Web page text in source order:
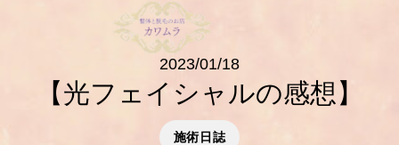
2023/01/18
【光フェイシャルの感想】
施術日誌